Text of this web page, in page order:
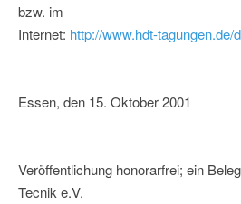
bzw. im
Internet: http://www.hdt-
Essen, den 15. Oktober 2001
Veröffentlichung honorarfrei; ein
Tecnik e.V.